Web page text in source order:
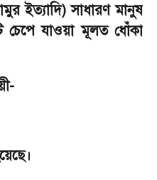
ইত্যাদি) সাধারণ মানুষ
চেপে যাওয়া মূলত ধোঁকা
-